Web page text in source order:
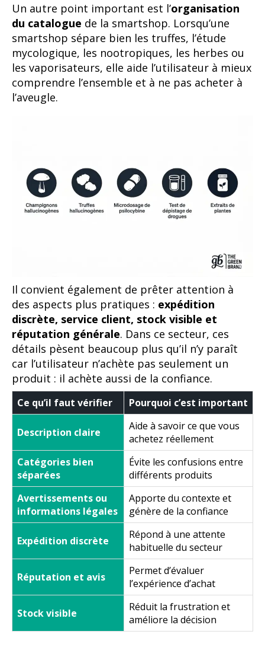
Un autre point important est l’organisation
du catalogue de la smartshop. Lorsqu’une
smartshop sépare bien les truffes, l’étude
mycologique, les nootropiques, les herbes ou
les vaporisateurs, elle aide l’utilisateur à mieux
comprendre l’ensemble et à ne pas acheter à
l’aveugle.
Il convient également de prêter attention à
des aspects plus pratiques : expédition
discrète, service client, stock visible et
réputation générale. Dans ce secteur, ces
détails pèsent beaucoup plus qu’il n’y paraît
car l’utilisateur n’achète pas seulement un
produit : il achète aussi de la confiance.
Ce qu’il faut vérifier Pourquoi c’est important
Description claire
Aide à savoir ce que vous
achetez réellement
Catégories bien
séparées
Évite les confusions entre
différents produits
Avertissements ou
informations légales
Apporte du contexte et
génère de la confiance
Expédition discrète
Répond à une attente
habituelle du secteur
Réputation et avis
Permet d’évaluer
l’expérience d’achat
Stock visible
Réduit la frustration et
améliore la décision